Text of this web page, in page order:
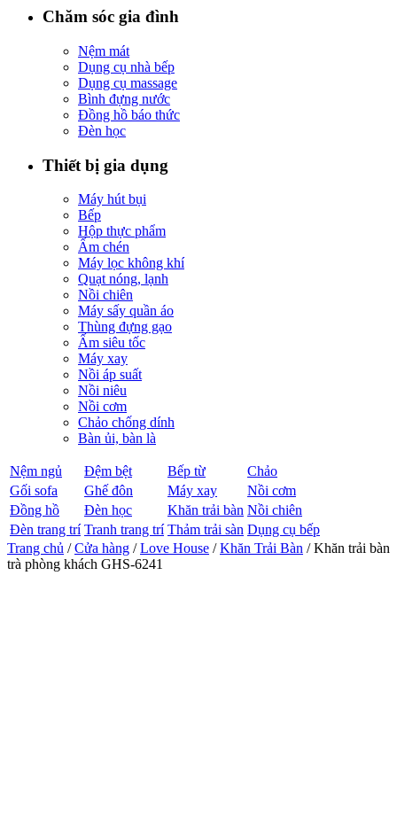
Chăm sóc gia đình
Nệm mát
Dụng cụ nhà bếp
Dụng cụ massage
Bình đựng nước
Đồng hồ báo thức
Đèn học
Thiết bị gia dụng
Máy hút bụi
Bếp
Hộp thực phẩm
Ấm chén
Máy lọc không khí
Quạt nóng, lạnh
Nồi chiên
Máy sấy quần áo
Thùng đựng gạo
Ấm siêu tốc
Máy xay
Nồi áp suất
Nồi niêu
Nồi cơm
Chảo chống dính
Bàn ủi, bàn là
Nệm ngủ Đệm bệt Bếp từ
Chảo
Gối sofa
Ghế đôn Máy xay
Nồi cơm
Đồng hồ
Đèn học Khăn trải bàn Nồi chiên
Đèn trang trí Tranh trang trí Thảm trải sàn Dụng cụ bếp
Trang chủ /Cửa hàng /Love House /Khăn Trải Bàn / Khăn trải bàn
trà phòng khách GHS-6241